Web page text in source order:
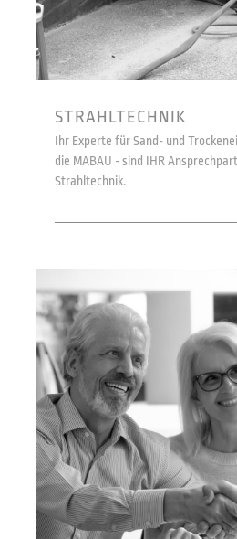
STRAHLTECHNIK
Ihr Experte für Sand- und
die MABAU - sind IHR
Strahltechnik.